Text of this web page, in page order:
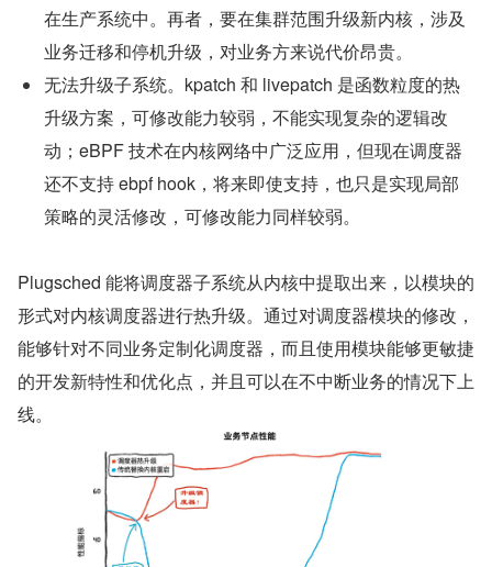
在生产系统中。再者，要在集群范围升级新内核，涉及
业务迁移和停机升级，对业务方来说代价昂贵。
无法升级子系统。kpatch 和 livepatch 是函数粒度的热
升级方案，可修改能力较弱，不能实现复杂的逻辑改
动；eBPF 技术在内核网络中广泛应用，但现在调度器
还不支持 ebpf hook，将来即使支持，也只是实现局部
策略的灵活修改，可修改能力同样较弱。
Plugsched 能将调度器子系统从内核中提取出来，以模块的
形式对内核调度器进行热升级。通过对调度器模块的修改，
能够针对不同业务定制化调度器，而且使用模块能够更敏捷
的开发新特性和优化点，并且可以在不中断业务的情况下上
线。